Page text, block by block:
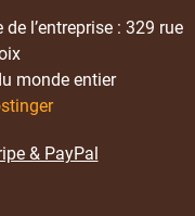
l’entreprise : 329 rue
monde entier
& PayPal